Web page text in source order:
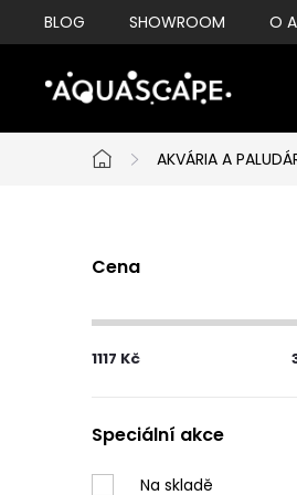
Přejít
na
BLOG SHOWROOM O
Domů
AKVÁRIA A
P
s
t
r
a
Cena
1117 Kč
Speciální akce
Na skladě